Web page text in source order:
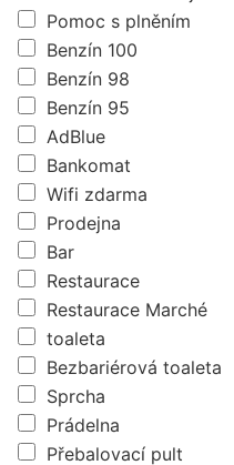
Pomoc s plněním
Benzín 100
Benzín 98
Benzín 95
AdBlue
Bankomat
Wifi zdarma
Prodejna
Bar
Restaurace
Restaurace Marché
toaleta
Bezbariérová toaleta
Sprcha
Prádelna
Přebalovací pult